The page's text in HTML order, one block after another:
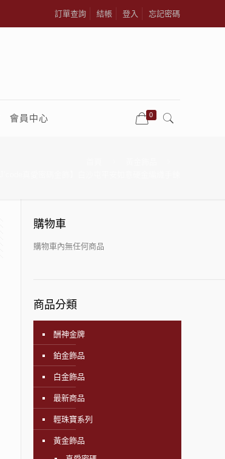
訂單查詢 結帳 登入 忘記密碼
會員中心 0
購物車
購物車內無任何商品
商品分類
酬神金牌
鉑金飾品
白金飾品
最新商品
輕珠寶系列
黃金飾品